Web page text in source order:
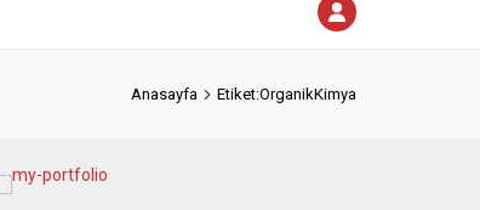
Anasayfa Etiket:OrganikKimya